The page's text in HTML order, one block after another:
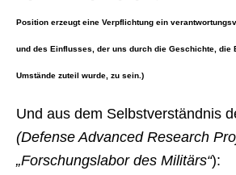
Position erzeugt eine Verpflichtung ein
und des Einflusses, der uns durch die Geschichte, die
Umstände zuteil wurde, zu sein.)
Und aus dem Selbstverständnis
(Defense Advanced Research
„Forschungslabor des Militärs“):